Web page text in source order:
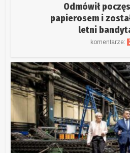
Odmówił
papierosem i
letni
komentarze: